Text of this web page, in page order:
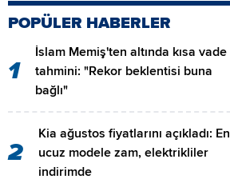
POPÜLER HABERLER
1
İslam Memiş'ten altında kısa vade
tahmini: "Rekor beklentisi buna
bağlı"
2
Kia ağustos fiyatlarını açıkladı: En
ucuz modele zam, elektrikliler
indirimde